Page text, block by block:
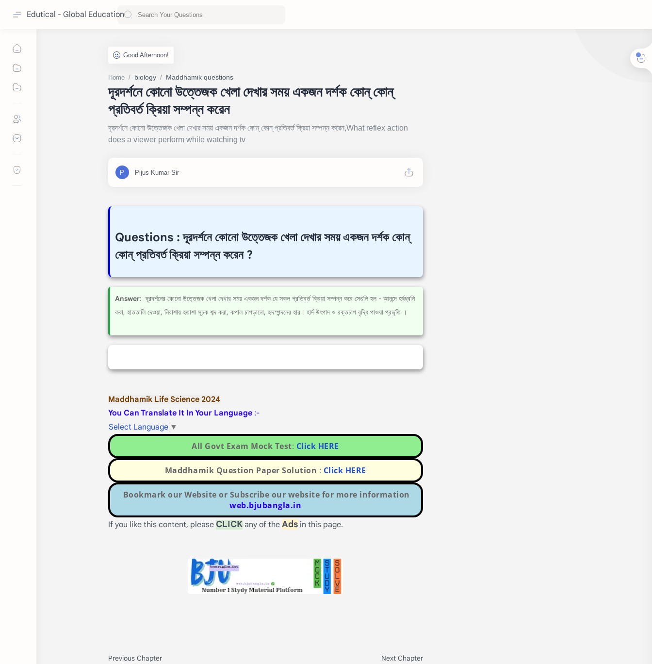
Edutical - Global Education
Home biology Maddhamik questions
দূরদর্শনে কোনো উত্তেজক খেলা দেখার সময় একজন দর্শক কোন্ কোন্
প্রতিবর্ত ক্রিয়া সম্পন্ন করেন
দূরদর্শনে কোনো উত্তেজক খেলা দেখার সময় একজন দর্শক কোন্ কোন্ প্রতিবর্ত ক্রিয়া সম্পন্ন করেন,What reflex action
does a viewer perform while watching tv
Questions : দূরদর্শনে কোনো উত্তেজক খেলা দেখার সময় একজন দর্শক কোন্
কোন্ প্রতিবর্ত ক্রিয়া সম্পন্ন করেন ?
Answer: দূরদর্শনের কোনো উত্তেজক খেলা দেখার সময় একজন দর্শক যে সকল প্রতিবর্ত ক্রিয়া সম্পন্ন করে সেগুলি হল - আনন্দে হর্ষধ্বনি
করা, হাততালি দেওয়া, নিরাশায় হতাশা সূচক শব্দ করা, কপাল চাপড়ানো, হৃদস্পন্দনের হার। হার্দ উৎপাদ ও রক্তচাপ বৃদ্ধি পাওয়া প্রভৃতি ।
Maddhamik Life Science 2024
You Can Translate It In Your Language:-
Select Language ▼
All Govt Exam Mock Test: Click HERE
Maddhamik Question Paper Solution : Click HERE
Bookmark our Website or Subscribe our website for more information
web.bjubangla.in
If you like this content, please CLICKany of the Adsin this page.